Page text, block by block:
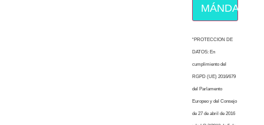
MÁNDAME
“PROTECCION DE
DATOS: En
cumplimiento del
RGPD (UE) 2016/679
del Parlamento
Europeo y del Consejo
de 27 de abril de 2016